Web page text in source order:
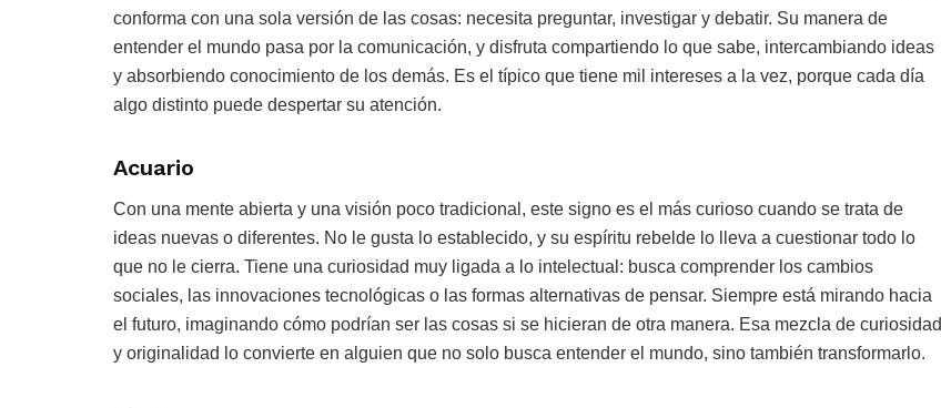
conforma con una sola versión de las cosas: necesita preguntar, investigar y debatir. Su manera de
entender el mundo pasa por la comunicación, y disfruta compartiendo lo que sabe, intercambiando ideas
y absorbiendo conocimiento de los demás. Es el típico que tiene mil intereses a la vez, porque cada día
algo distinto puede despertar su atención.
Acuario
Con una mente abierta y una visión poco tradicional, este signo es el más curioso cuando se trata de
ideas nuevas o diferentes. No le gusta lo establecido, y su espíritu rebelde lo lleva a cuestionar todo lo
que no le cierra. Tiene una curiosidad muy ligada a lo intelectual: busca comprender los cambios
sociales, las innovaciones tecnológicas o las formas alternativas de pensar. Siempre está mirando hacia
el futuro, imaginando cómo podrían ser las cosas si se hicieran de otra manera. Esa mezcla de curiosidad
y originalidad lo convierte en alguien que no solo busca entender el mundo, sino también transformarlo.